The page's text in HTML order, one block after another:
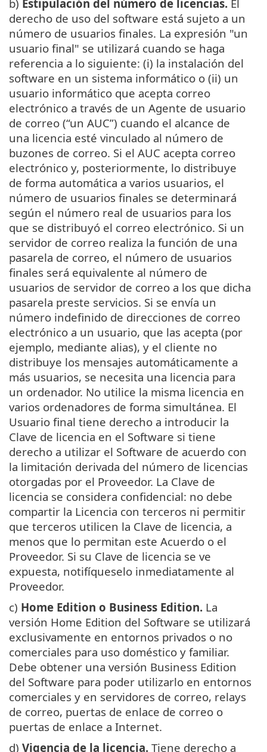
b) Estipulación del número de licencias. El
derecho de uso del software está sujeto a un
número de usuarios finales. La expresión "un
usuario final" se utilizará cuando se haga
referencia a lo siguiente: (i) la instalación del
software en un sistema informático o (ii) un
usuario informático que acepta correo
electrónico a través de un Agente de usuario
de correo (“un AUC”) cuando el alcance de
una licencia esté vinculado al número de
buzones de correo. Si el AUC acepta correo
electrónico y, posteriormente, lo distribuye
de forma automática a varios usuarios, el
número de usuarios finales se determinará
según el número real de usuarios para los
que se distribuyó el correo electrónico. Si un
servidor de correo realiza la función de una
pasarela de correo, el número de usuarios
finales será equivalente al número de
usuarios de servidor de correo a los que dicha
pasarela preste servicios. Si se envía un
número indefinido de direcciones de correo
electrónico a un usuario, que las acepta (por
ejemplo, mediante alias), y el cliente no
distribuye los mensajes automáticamente a
más usuarios, se necesita una licencia para
un ordenador. No utilice la misma licencia en
varios ordenadores de forma simultánea. El
Usuario final tiene derecho a introducir la
Clave de licencia en el Software si tiene
derecho a utilizar el Software de acuerdo con
la limitación derivada del número de licencias
otorgadas por el Proveedor. La Clave de
licencia se considera confidencial: no debe
compartir la Licencia con terceros ni permitir
que terceros utilicen la Clave de licencia, a
menos que lo permitan este Acuerdo o el
Proveedor. Si su Clave de licencia se ve
expuesta, notifíqueselo inmediatamente al
Proveedor.
c) Home Edition o Business Edition. La
versión Home Edition del Software se utilizará
exclusivamente en entornos privados o no
comerciales para uso doméstico y familiar.
Debe obtener una versión Business Edition
del Software para poder utilizarlo en entornos
comerciales y en servidores de correo, relays
de correo, puertas de enlace de correo o
puertas de enlace a Internet.
d) Vigencia de la licencia. Tiene derecho a